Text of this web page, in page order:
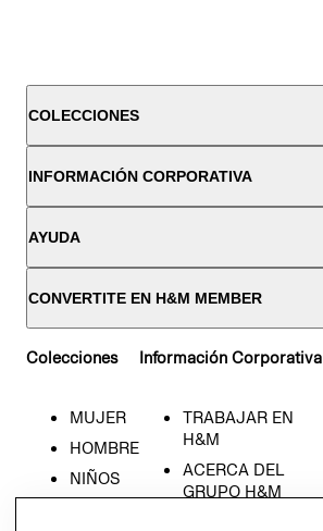
COLECCIONES
INFORMACIÓN CORPORATIVA
AYUDA
CONVERTITE EN H&M MEMBER
Colecciones
MUJER
HOMBRE
NIÑOS
Información Corporativa
TRABAJAR EN
H&M
ACERCA DEL
GRUPO H&M